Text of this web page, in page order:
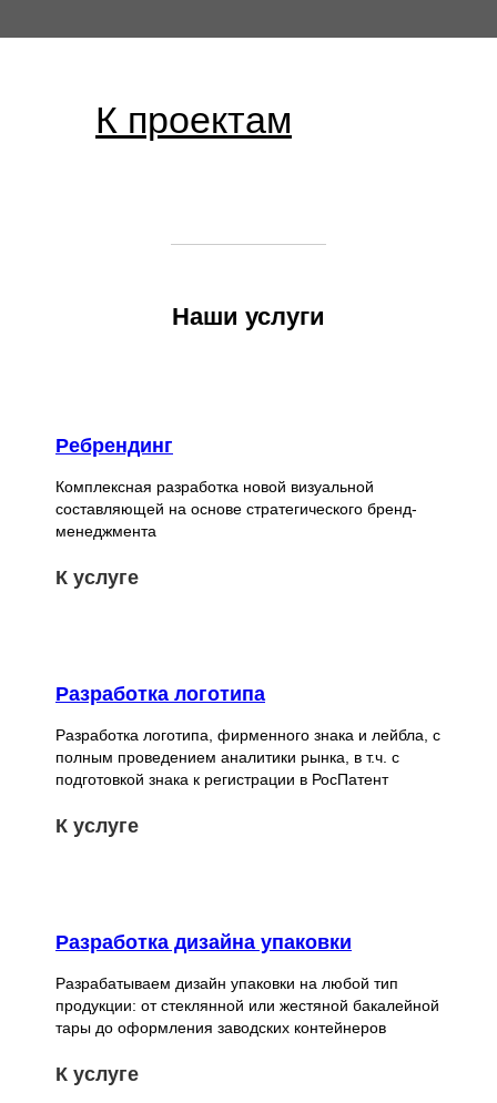
К проектам
Наши услуги
Ребрендинг
Комплексная разработка новой визуальной
составляющей на основе стратегического бренд-
менеджмента
К услуге
Разработка логотипа
Разработка логотипа, фирменного знака и лейбла, с
полным проведением аналитики рынка, в т.ч. с
подготовкой знака к регистрации в РосПатент
К услуге
Разработка дизайна упаковки
Разрабатываем дизайн упаковки на любой тип
продукции: от стеклянной или жестяной бакалейной
тары до оформления заводских контейнеров
К услуге